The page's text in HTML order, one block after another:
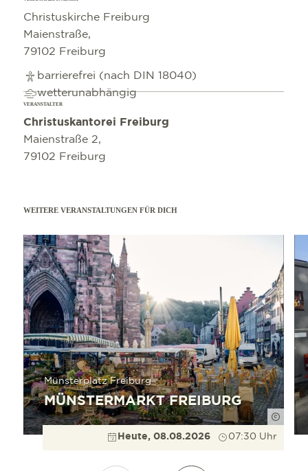
Christuskirche Freiburg
Maienstraße,
79102 Freiburg
barrierefrei (nach DIN 18040)
wetterunabhängig
VERANSTALTER
Christuskantorei Freiburg
Maienstraße 2,
79102 Freiburg
WEITERE VERANSTALTUNGEN FÜR DICH
Münsterplatz Freiburg
MÜNSTERMARKT FREIBURG
Heute, 08.08.2026 07:30 Uhr
mehr erfahren